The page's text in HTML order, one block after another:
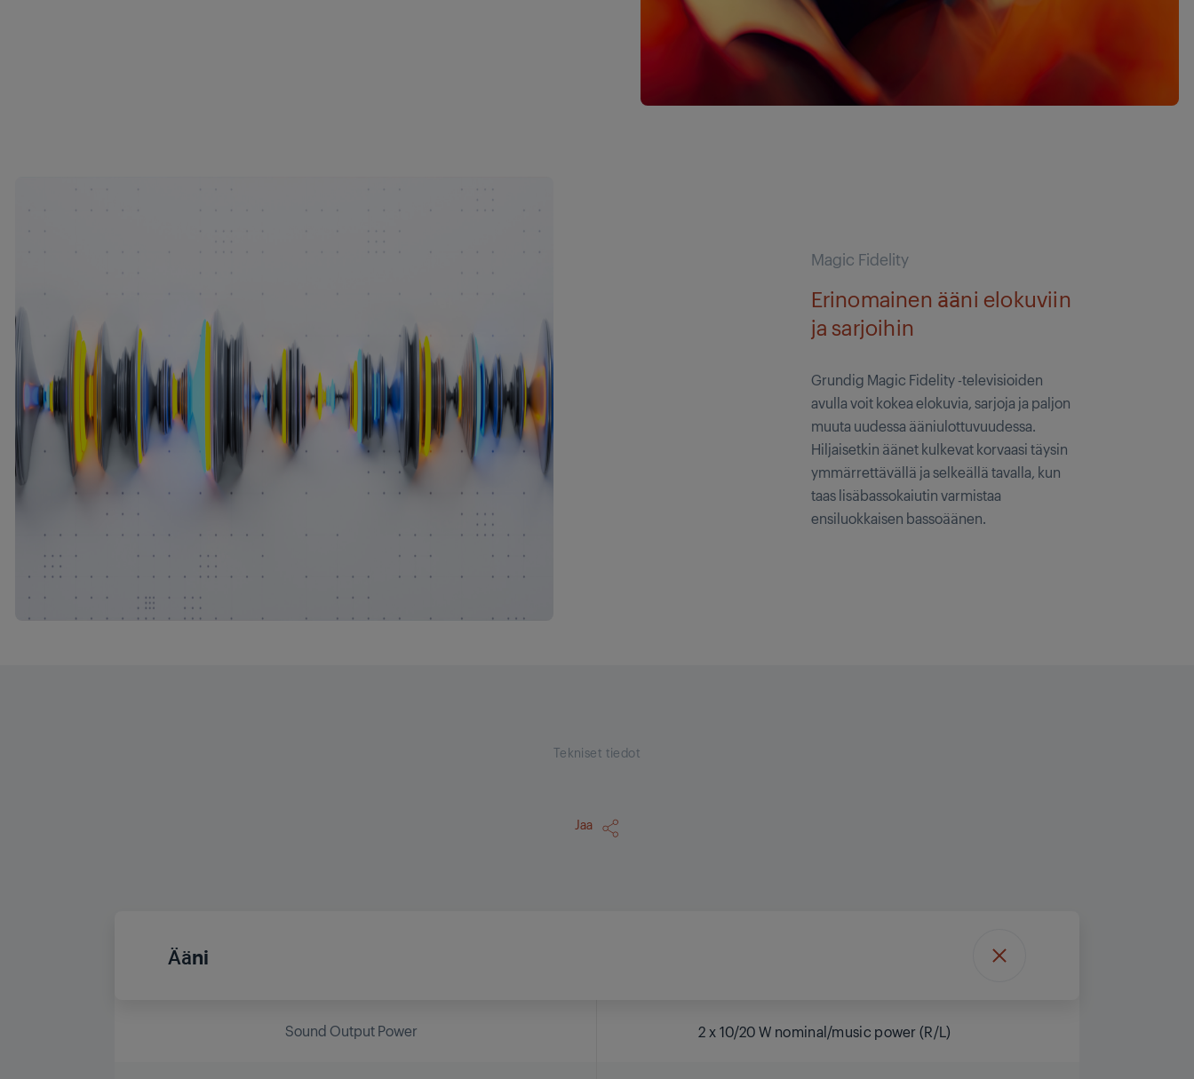
Magic Fidelity
Erinomainen ääni elokuviin
ja sarjoihin
Grundig Magic Fidelity -televisioiden
avulla voit kokea elokuvia, sarjoja ja paljon
muuta uudessa ääniulottuvuudessa.
Hiljaisetkin äänet kulkevat korvaasi täysin
ymmärrettävällä ja selkeällä tavalla, kun
taas lisäbassokaiutin varmistaa
ensiluokkaisen bassoäänen.
Tekniset tiedot
Jaa
Ääni
Sound Output Power 2 x 10/20 W nominal/music power (R/L)